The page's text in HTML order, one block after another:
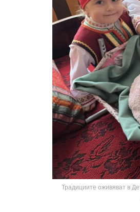
Традициите оживяват в